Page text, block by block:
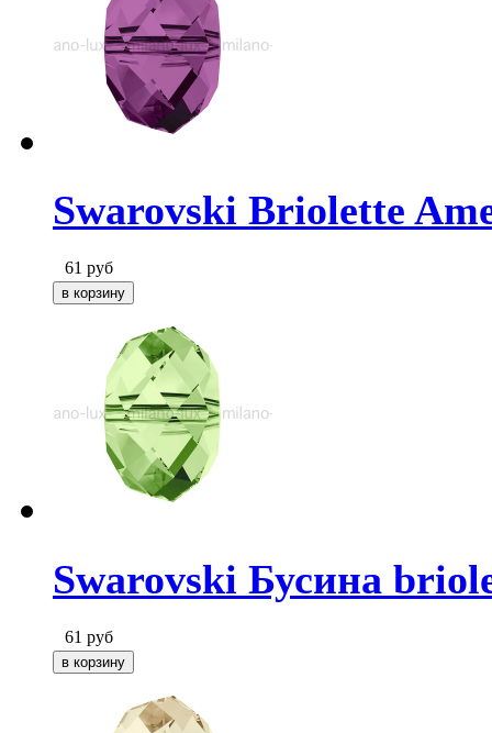
Swarovski Briolette
61 руб
Swarovski Бусина
61 руб